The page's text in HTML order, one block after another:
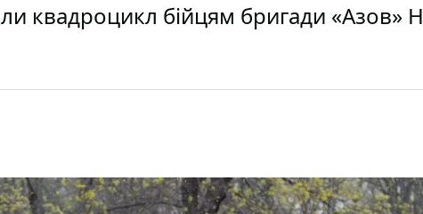
квадроцикл бійцям бригади «Азов»